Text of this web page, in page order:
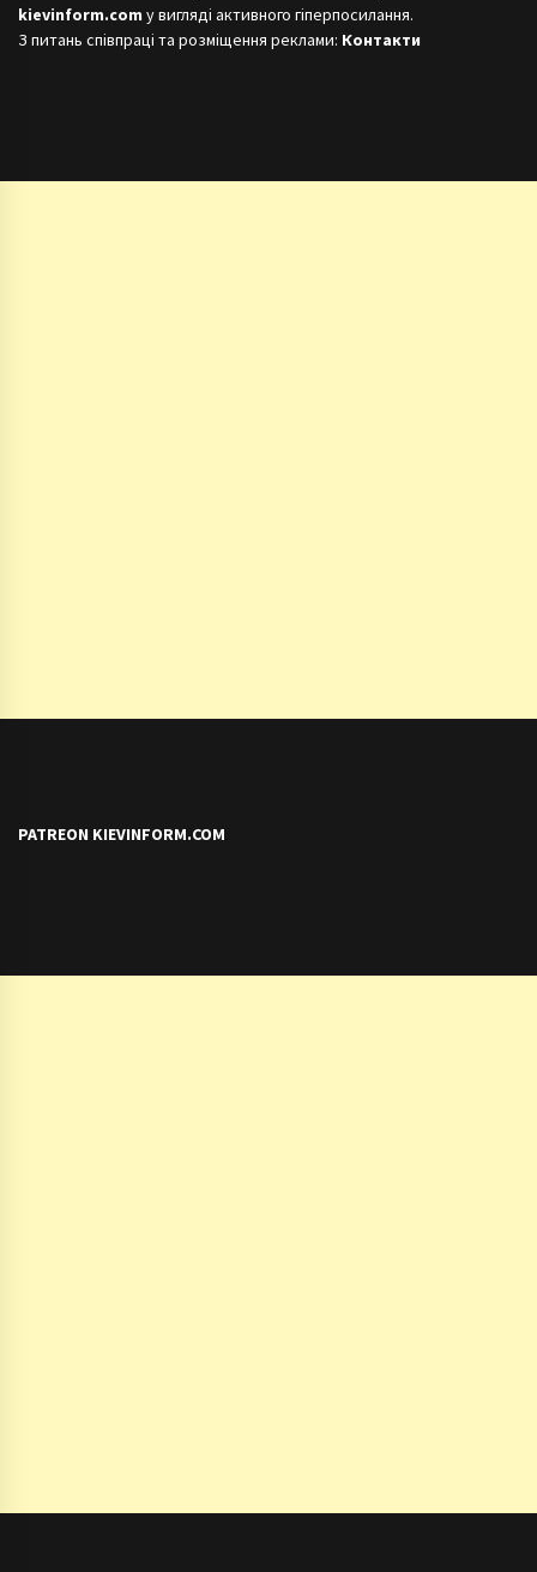
kievinform.com у вигляді активного гіперпосилання.
З питань співпраці та розміщення реклами: Контакти
PATREON KIEVINFORM.COM